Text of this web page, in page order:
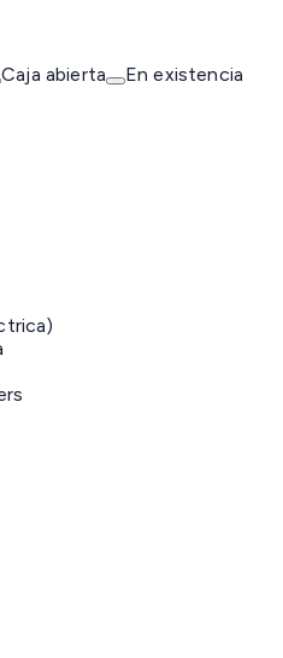
Caja abierta En existencia